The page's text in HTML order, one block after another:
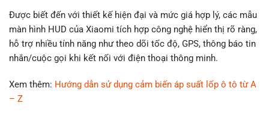
Được biết đến với thiết kế hiện đại và mức giá hợp lý, các mẫu
màn hình HUD của Xiaomi tích hợp công nghệ hiển thị rõ ràng,
hỗ trợ nhiều tính năng như theo dõi tốc độ, GPS, thông báo tin
nhắn/cuộc gọi khi kết nối với điện thoại thông minh.
Xem thêm: Hướng dẫn sử dụng cảm biến áp suất lốp ô tô từ A
– Z